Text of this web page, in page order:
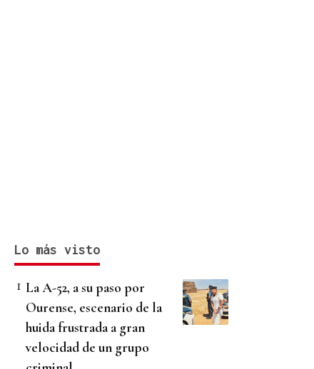
Lo más visto
La A-52, a su paso por
Ourense, escenario de la
huida frustrada a gran
velocidad de un grupo